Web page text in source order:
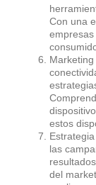
Con una
estos
las
del